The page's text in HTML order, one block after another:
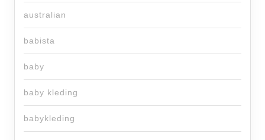
australian
babista
baby
baby kleding
babykleding